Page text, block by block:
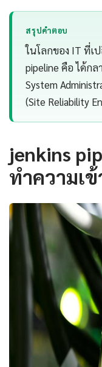
สรุปคำตอบ
ในโลกของ IT ที่เ
pipeline คือ ได้ก
System
(Site Reliability
jenkins
ทำความเ